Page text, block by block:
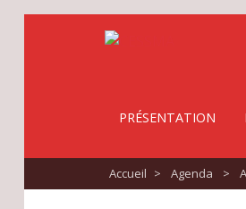
PRÉSENTATION
Accueil > Agenda >